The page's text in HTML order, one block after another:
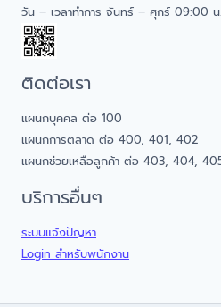
วัน – เวลาทำการ จันทร์ – ศุกร์ 09:00
ติดต่อเรา
แผนกบุคคล ต่อ 100
แผนกการตลาด ต่อ 400, 401, 402
แผนกช่วยเหลือลูกค้า ต่อ 403, 404,
บริการอื่นๆ
ระบบแจ้งปัญหา
Login สำหรับพนักงาน